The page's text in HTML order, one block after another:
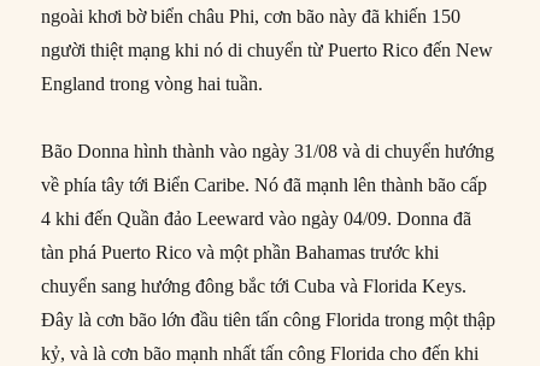
ngoài khơi bờ biển châu Phi, cơn bão này đã khiến 150
người thiệt mạng khi nó di chuyển từ Puerto Rico đến New
England trong vòng hai tuần.
Bão Donna hình thành vào ngày 31/08 và di chuyển hướng
về phía tây tới Biển Caribe. Nó đã mạnh lên thành bão cấp
4 khi đến Quần đảo Leeward vào ngày 04/09. Donna đã
tàn phá Puerto Rico và một phần Bahamas trước khi
chuyển sang hướng đông bắc tới Cuba và Florida Keys.
Đây là cơn bão lớn đầu tiên tấn công Florida trong một thập
kỷ, và là cơn bão mạnh nhất tấn công Florida cho đến khi